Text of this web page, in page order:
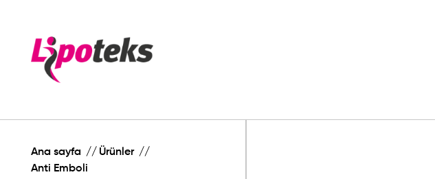
Ana sayfa
Ürünler
Anti Emboli